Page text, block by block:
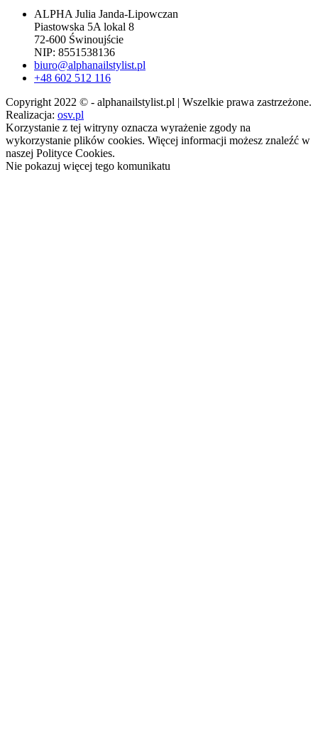
ALPHA Julia Janda-Lipowczan
Piastowska 5A lokal 8
72-600 Świnoujście
NIP: 8551538136
biuro@alphanailstylist.pl
+48 602 512 116
Copyright 2022 © - alphanailstylist.pl | Wszelkie prawa zastrzeżone.
Realizacja: osv.pl
Korzystanie z tej witryny oznacza wyrażenie zgody na
wykorzystanie plików cookies. Więcej informacji możesz znaleźć w
naszej Polityce Cookies.
Nie pokazuj więcej tego komunikatu